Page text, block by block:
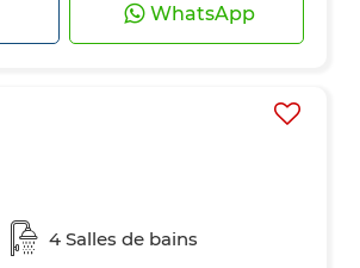
WhatsApp
4 Salles de bains